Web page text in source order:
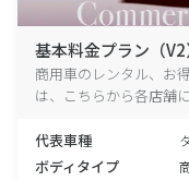
基本料金プラン（V2
商用車のレンタル、お
は、こちらから各店舗
代表車種
ボディタイプ